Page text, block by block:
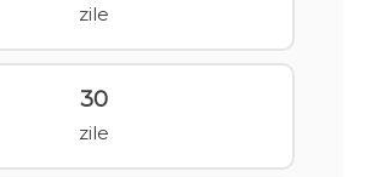
zile
30
zile